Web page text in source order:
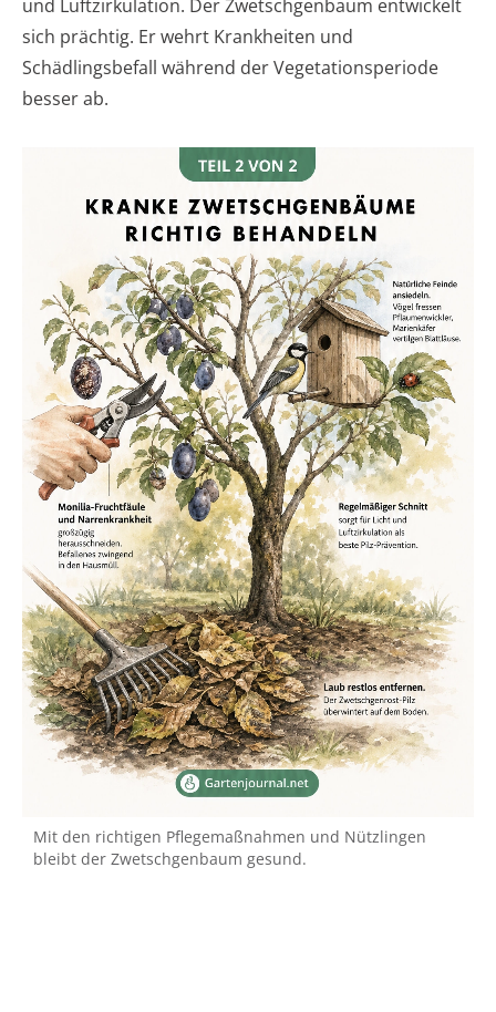
und Luftzirkulation. Der Zwetschgenbaum entwickelt
sich prächtig. Er wehrt Krankheiten und
Schädlingsbefall während der Vegetationsperiode
besser ab.
Mit den richtigen Pflegemaßnahmen und Nützlingen
bleibt der Zwetschgenbaum gesund.